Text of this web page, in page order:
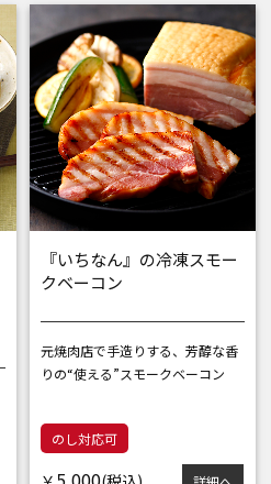
『いちなん』の冷凍スモー
クベーコン
元焼肉店で手造りする、芳醇な香
りの“使える”スモークベーコン
のし対応可